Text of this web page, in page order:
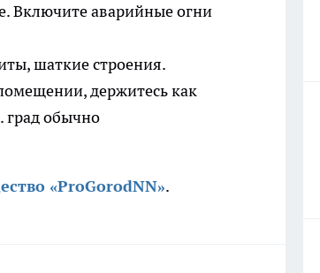
Включите аварийные огни
шаткие строения.
держитесь как
град обычно
«ProGorodNN».